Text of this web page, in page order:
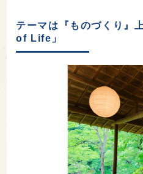
テーマは『ものづくり』
of Life」